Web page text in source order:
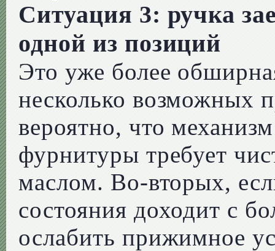
Ситуация 3: ручка
одной из позиций
Это уже более
несколько возможных
вероятно, что
фурнитуры требует
маслом. Во-вторых,
состояния доходит с
ослабить прижимное